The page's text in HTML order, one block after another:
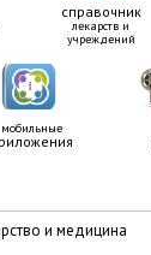
справочник
лекарств и
учреждений
мобильные
и медицина